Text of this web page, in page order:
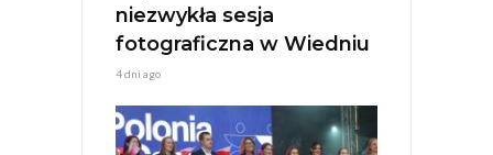
niezwykła sesja
fotograficzna w Wiedniu
4 dni ago